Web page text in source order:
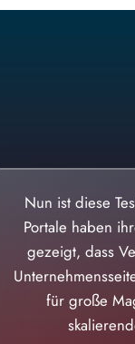
Nun ist diese
Portale haben
gezeigt, dass
für große